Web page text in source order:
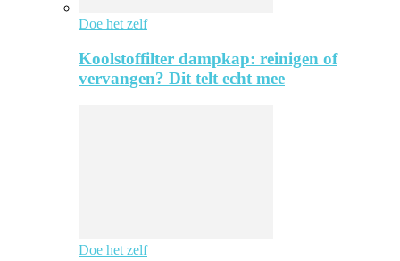
Doe het zelf
Koolstoffilter dampkap: reinigen of
vervangen? Dit telt echt mee
Doe het zelf